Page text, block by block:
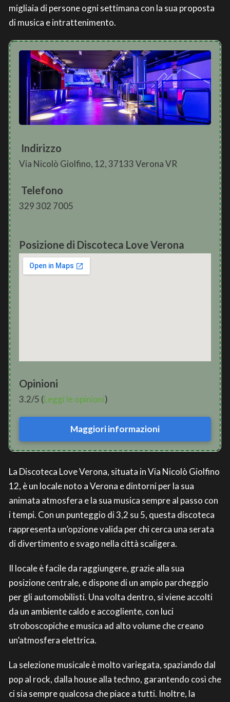
migliaia di persone ogni settimana con la sua proposta
di musica e intrattenimento.
Indirizzo
Via Nicolò Giolfino, 12, 37133 Verona VR
Telefono
329 302 7005
Posizione di Discoteca Love Verona
Opinioni
3.2/5 (Leggi le opinioni)
Maggiori informazioni
La Discoteca Love Verona, situata in Via Nicolò Giolfino
12, è un locale noto a Verona e dintorni per la sua
animata atmosfera e la sua musica sempre al passo con
i tempi. Con un punteggio di 3,2 su 5, questa discoteca
rappresenta un’opzione valida per chi cerca una serata
di divertimento e svago nella città scaligera.
Il locale è facile da raggiungere, grazie alla sua
posizione centrale, e dispone di un ampio parcheggio
per gli automobilisti. Una volta dentro, si viene accolti
da un ambiente caldo e accogliente, con luci
stroboscopiche e musica ad alto volume che creano
un’atmosfera elettrica.
La selezione musicale è molto variegata, spaziando dal
pop al rock, dalla house alla techno, garantendo così che
ci sia sempre qualcosa che piace a tutti. Inoltre, la